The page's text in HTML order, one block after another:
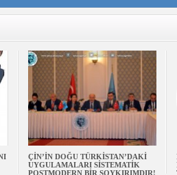
ÇİN’İN DOĞU TÜRKİSTAN’DAKİ
UYGULAMALARI SİSTEMATİK
POSTMODERN BİR SOYKIRIMDIR!